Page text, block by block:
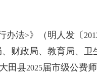
办法>》（明人发〔
财政局、教育局、
田县2025届市级公费